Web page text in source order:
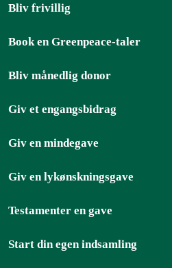
Bliv frivillig
Book en Greenpeace-taler
Bliv månedlig donor
Giv et engangsbidrag
Giv en mindegave
Giv en lykønskningsgave
Testamenter en gave
Start din egen indsamling